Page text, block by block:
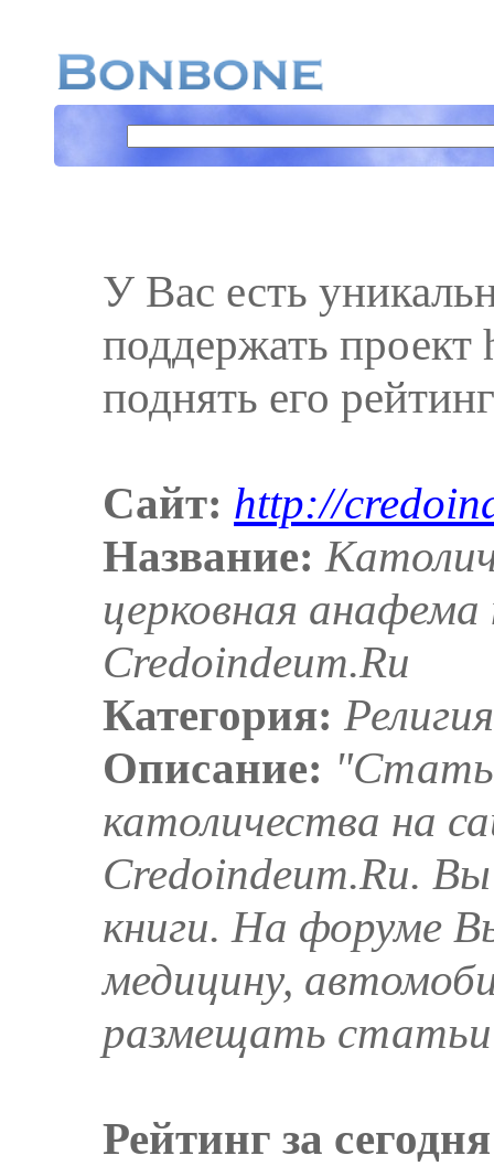
У Вас есть
поддержать
поднять его
Сайт: http://
Название:
церковная
Сredoindeum.Ru
Категория: Религия
Описание:
католичества на
Сredoindeum.Ru.
книги. На форуме
медицину,
размещать
Рейтинг за